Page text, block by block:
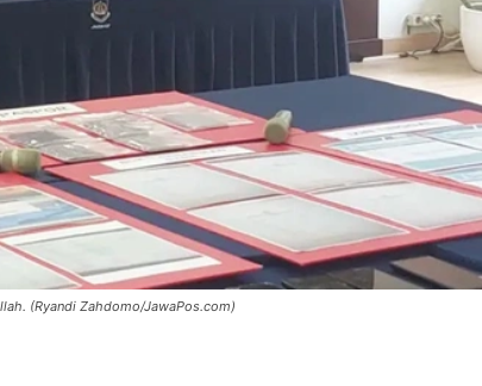
(Ryandi Zahdomo/JawaPos.com)